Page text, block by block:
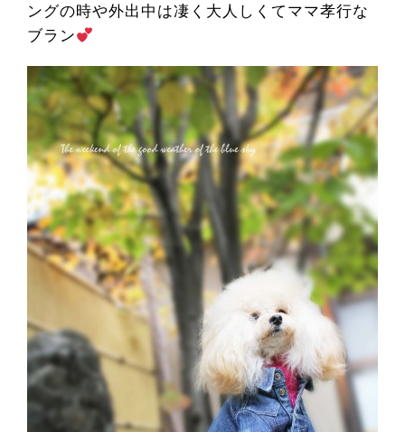
ングの時や外出中は凄く大人しくてママ孝行な
ブラン